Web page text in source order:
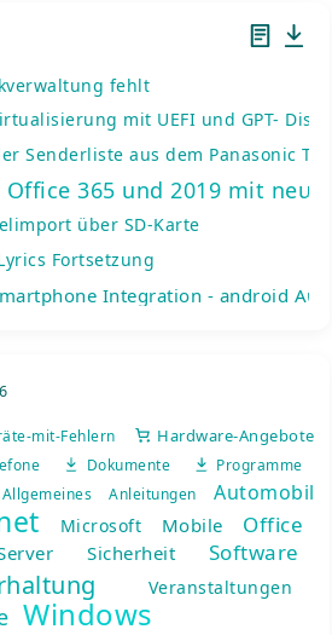
fehlt
mit UEFI und GPT- Disks
Senderliste aus dem Panasonic TV
365 und 2019 mit
über SD-Karte
Fortsetzung
Integration - android
mit-Fehlern Hardware-Angebote
Dokumente
Programme
Allgemeines Anleitungen Automobil
Microsoft Mobile Office
Sicherheit Software
Veranstaltungen
Windows